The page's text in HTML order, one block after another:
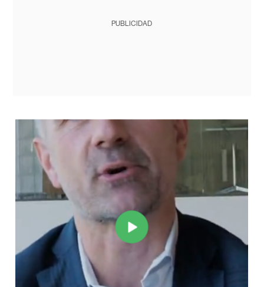
PUBLICIDAD